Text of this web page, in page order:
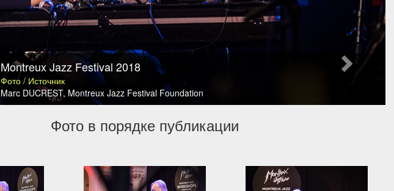
Montreux Jazz Festival 2018
Фото / Источник
Marc DUCREST, Montreux Jazz Festival Foundation
Фото в порядке публикации